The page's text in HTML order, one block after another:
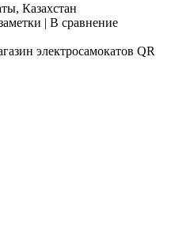
Казахстан
| В сравнение